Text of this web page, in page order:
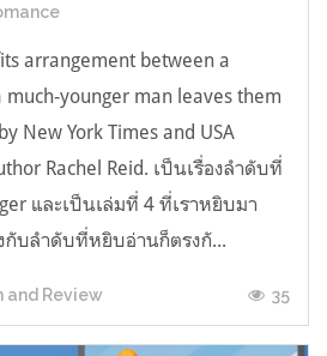
arrangement between a
younger man leaves them
New York Times and USA
Rachel Reid. เป็นเรื่องลำดับที่
และเป็นเล่มที่ 4 ที่เราหยิบมา
กับลำดับที่หยิบอ่านก็ตรงกั...
and Review 35